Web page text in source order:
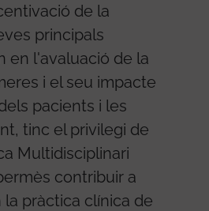
de la
principals
en l'avaluació de la
i el seu impacte
pacients i les
tinc el privilegi de
Multidisciplinari
contribuir a
la pràctica clínica de